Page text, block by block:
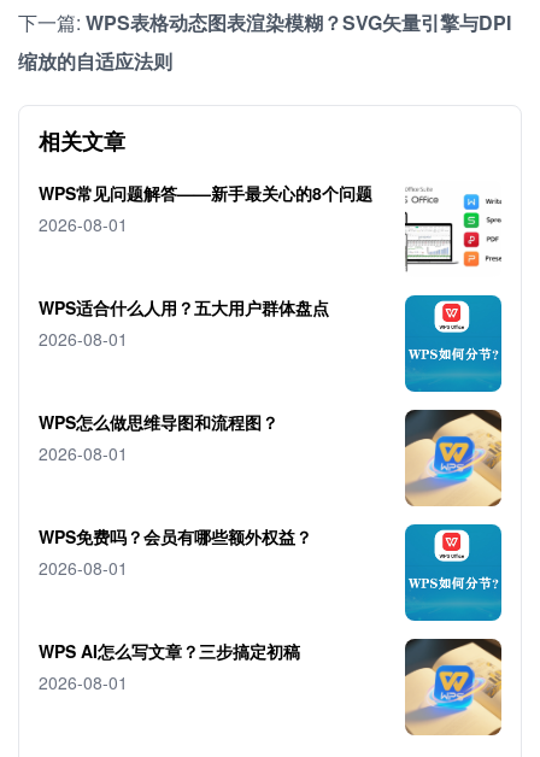
下一篇: WPS表格动态图表渲染模糊？SVG矢量引擎与DPI
缩放的自适应法则
相关文章
WPS常见问题解答——新手最关心的8个问题
2026-08-01
WPS适合什么人用？五大用户群体盘点
2026-08-01
WPS怎么做思维导图和流程图？
2026-08-01
WPS免费吗？会员有哪些额外权益？
2026-08-01
WPS AI怎么写文章？三步搞定初稿
2026-08-01